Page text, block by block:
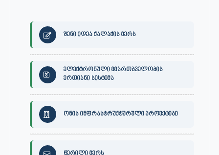
შენი იდეა ქალაქის მერს
ელექტრონული მმართბველობის
ერთიანი სისტემა
ონის ინფრასტრუქტურული პროექტები
წერილი მერს